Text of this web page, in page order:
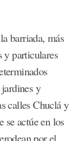
barriada, más
y particulares
y
calles Chuclá y
se actúe en los